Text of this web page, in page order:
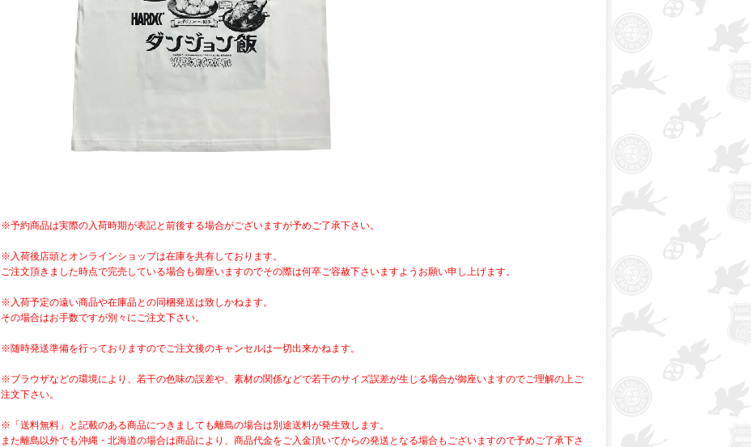
※予約商品は実際の入荷時期が表記と前後する場合がございますが予めご了承下さい。
※入荷後店頭とオンラインショップは在庫を共有しております。
ご注文頂きました時点で完売している場合も御座いますのでその際は何卒ご容赦下さいますようお願い申し上げます。
※入荷予定の遠い商品や在庫品との同梱発送は致しかねます。
その場合はお手数ですが別々にご注文下さい。
※随時発送準備を行っておりますのでご注文後のキャンセルは一切出来かねます。
※ブラウザなどの環境により、若干の色味の誤差や、素材の関係などで若干のサイズ誤差が生じる場合が御座いますのでご理解の上ご
注文下さい。
※「送料無料」と記載のある商品につきましても離島の場合は別途送料が発生致します。
また離島以外でも沖縄・北海道の場合は商品により、商品代金をご入金頂いてからの発送となる場合もございますので予めご了承下さ